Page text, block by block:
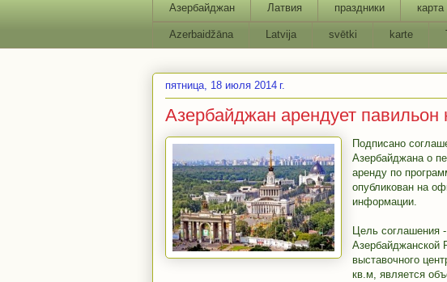
Азербайджан Латвия праздники карта
Azerbaidžāna Latvija svētki karte
пятница, 18 июля 2014 г.
Азербайджан арендует
Подписано
Азербайджана о
аренду по
опубликован на
информации.
Цель соглашения
Азербайджанской
выставочного
кв.м, является